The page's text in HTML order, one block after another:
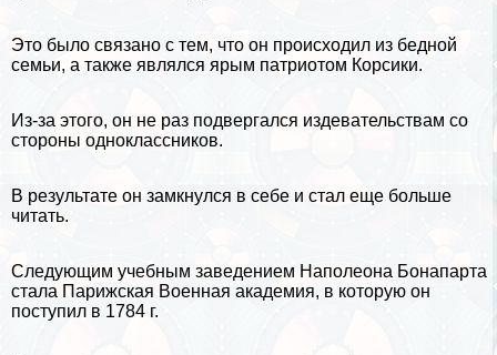
Это было связано с тем, что он происходил из бедной
семьи, а также являлся ярым патриотом Корсики.
Из-за этого, он не раз подвергался издевательствам со
стороны одноклассников.
В результате он замкнулся в себе и стал еще больше
читать.
Следующим учебным заведением Наполеона Бонапарта
стала Парижская Военная академия, в которую он
поступил в 1784 г.